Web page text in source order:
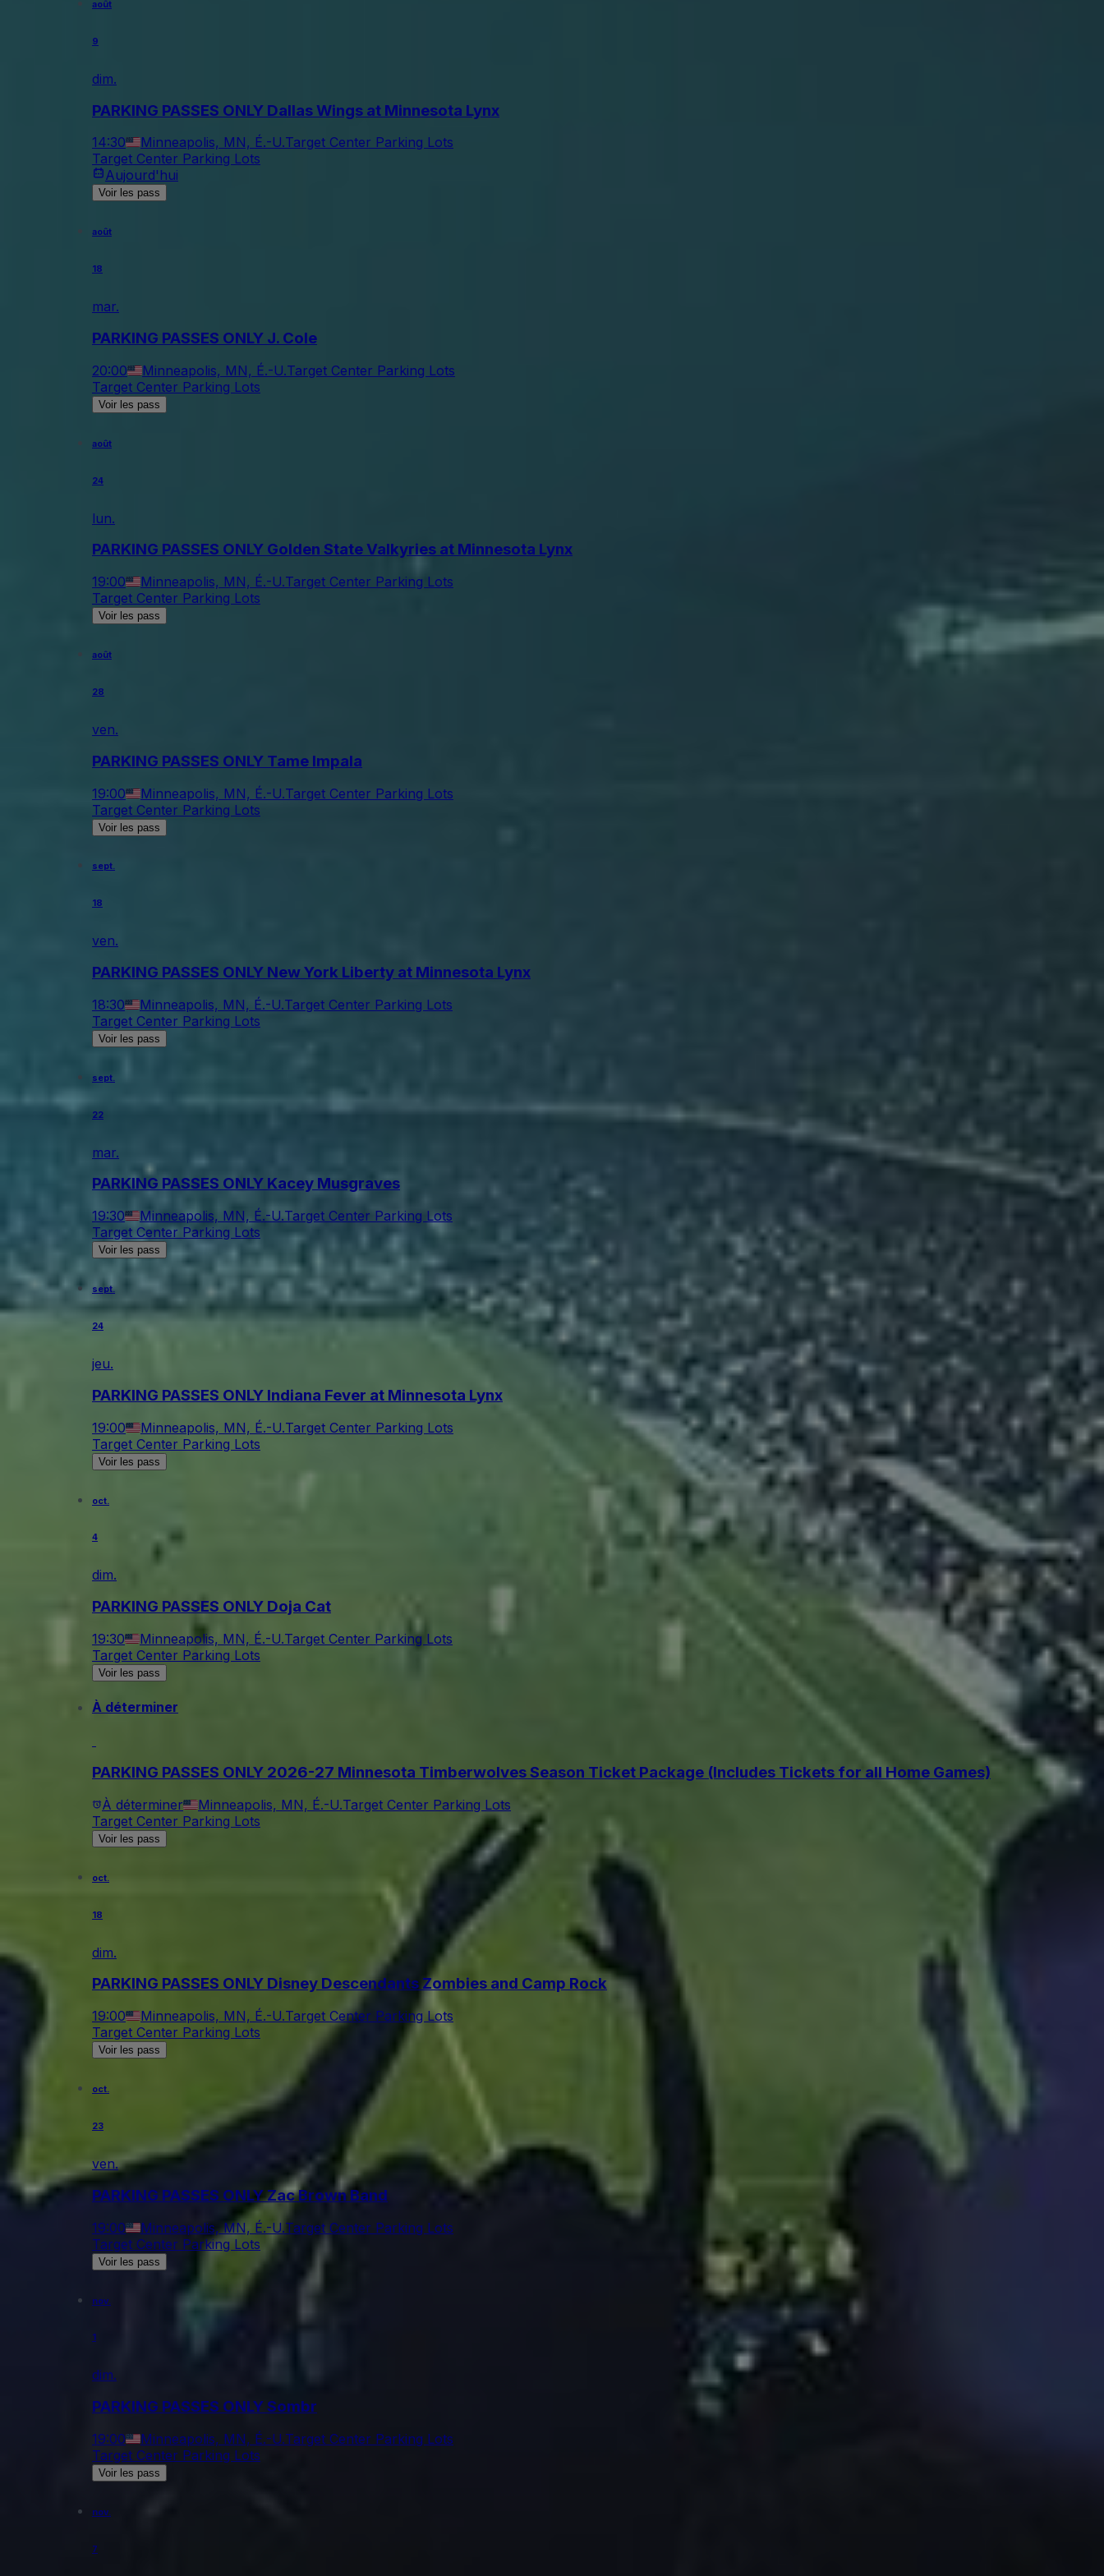
août
9
dim.
PARKING PASSES ONLY Dallas Wings at Minnesota Lynx
14:30 Minneapolis, MN, É.-U.Target Center Parking Lots
Target Center Parking Lots
Aujourd'hui
Voir les pass
août
18
mar.
PARKING PASSES ONLY J. Cole
20:00 Minneapolis, MN, É.-U.Target Center Parking Lots
Target Center Parking Lots
Voir les pass
août
24
lun.
PARKING PASSES ONLY Golden State Valkyries at Minnesota Lynx
19:00 Minneapolis, MN, É.-U.Target Center Parking Lots
Target Center Parking Lots
Voir les pass
août
28
ven.
PARKING PASSES ONLY Tame Impala
19:00 Minneapolis, MN, É.-U.Target Center Parking Lots
Target Center Parking Lots
Voir les pass
sept.
18
ven.
PARKING PASSES ONLY New York Liberty at Minnesota Lynx
18:30 Minneapolis, MN, É.-U.Target Center Parking Lots
Target Center Parking Lots
Voir les pass
sept.
22
mar.
PARKING PASSES ONLY Kacey Musgraves
19:30 Minneapolis, MN, É.-U.Target Center Parking Lots
Target Center Parking Lots
Voir les pass
sept.
24
jeu.
PARKING PASSES ONLY Indiana Fever at Minnesota Lynx
19:00 Minneapolis, MN, É.-U.Target Center Parking Lots
Target Center Parking Lots
Voir les pass
oct.
4
dim.
PARKING PASSES ONLY Doja Cat
19:30 Minneapolis, MN, É.-U.Target Center Parking Lots
Target Center Parking Lots
Voir les pass
À déterminer
PARKING PASSES ONLY 2026-27 Minnesota Timberwolves Season Ticket Package (Includes Tickets for all Home Games)
À déterminer Minneapolis, MN, É.-U.Target Center Parking Lots
Target Center Parking Lots
Voir les pass
oct.
18
dim.
PARKING PASSES ONLY Disney Descendants Zombies and Camp Rock
19:00 Minneapolis, MN, É.-U.Target Center Parking Lots
Target Center Parking Lots
Voir les pass
oct.
23
ven.
PARKING PASSES ONLY Zac Brown Band
19:00 Minneapolis, MN, É.-U.Target Center Parking Lots
Target Center Parking Lots
Voir les pass
nov.
1
dim.
PARKING PASSES ONLY Sombr
19:00 Minneapolis, MN, É.-U.Target Center Parking Lots
Target Center Parking Lots
Voir les pass
nov.
7